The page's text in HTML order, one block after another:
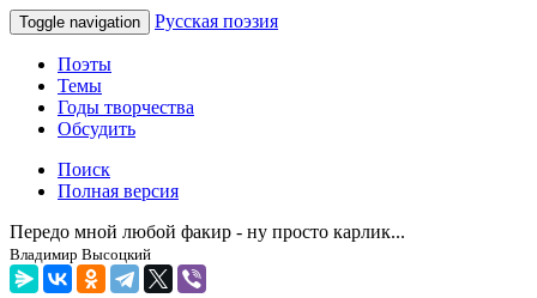
Toggle navigation Русская поэзия
Поэты
Темы
Годы творчества
Обсудить
Поиск
Полная версия
Передо мной любой факир - ну просто карлик...
Владимир Высоцкий